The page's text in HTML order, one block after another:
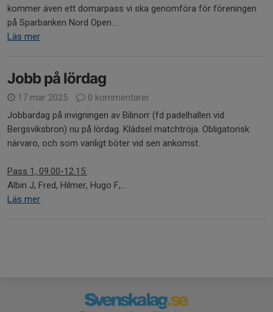
kommer även ett domarpass vi ska genomföra för föreningen
på Sparbanken Nord Open....
Läs mer
Jobb på lördag
17 mar 2025
0 kommentarer
Jobbardag på invigningen av Bilinorr (fd padelhallen vid
Bergsviksbron) nu på lördag. Klädsel matchtröja. Obligatorisk
närvaro, och som vanligt böter vid sen ankomst.
Pass 1, 09.00-12.15:
Albin J, Fred, Hilmer, Hugo F,...
Läs mer